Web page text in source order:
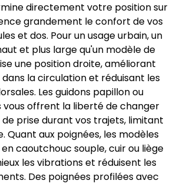
directement votre position sur
grandement le confort de vos
et dos. Pour un usage urbain, un
et plus large qu'un modèle de
une position droite, améliorant
la circulation et réduisant les
Les guidons papillon ou
vous offrent la liberté de changer
prise durant vos trajets, limitant
Quant aux poignées, les modèles
caoutchouc souple, cuir ou liège
les vibrations et réduisent les
Des poignées profilées avec